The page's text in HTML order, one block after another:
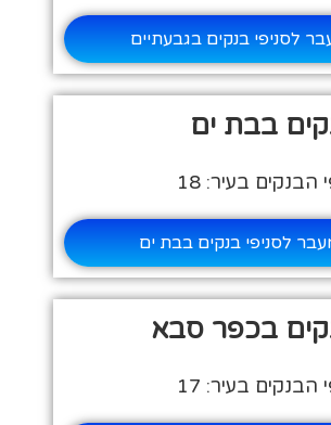
לסניפי בנקים בגבעתיים
בבת ים
בעיר: 18
לסניפי בנקים בבת ים
בכפר סבא
בעיר: 17